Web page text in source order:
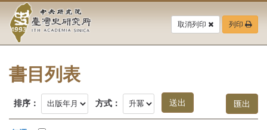
要
中
央
研
究
院-
取消列印 列印
書目列表
排序： 方式：